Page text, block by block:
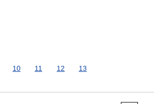
10 11 12 13